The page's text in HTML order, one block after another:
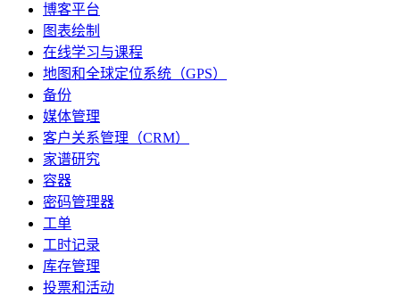
博客平台
图表绘制
在线学习与课程
地图和全球定位系统（GPS）
备份
媒体管理
客户关系管理（CRM）
家谱研究
容器
密码管理器
工单
工时记录
库存管理
投票和活动